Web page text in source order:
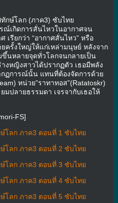
ทักษ์โลก (ภาค3) ซับไทย
ณ์เกิดการสั่นไหวในอากาศจน
เรียกว่า “อากาศสั่นไหว” หรือ
ยครั้งใหญ่ให้แก่เหล่ามนุษย์ หลังจาก
นหลายจุดทั่วโลกจนกลายเป็น
งหญิงสาวได้ปรากฏตัว เธอมีพลัง
ฏการณ์นั้น แทนที่ต้องจัดการด้วย
หน่วย”ราทาทอส”(Ratatoskr)
ปลายธรรมดา เจรจากับเธอให้
FS]
โลก ภาค3 ตอนที่ 1 ซับไทย
โลก ภาค3 ตอนที่ 2 ซับไทย
โลก ภาค3 ตอนที่ 3 ซับไทย
โลก ภาค3 ตอนที่ 4 ซับไทย
โลก ภาค3 ตอนที่ 5 ซับไทย